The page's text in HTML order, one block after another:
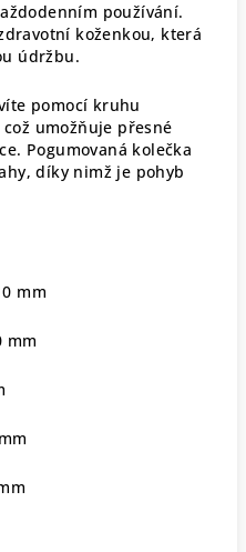
používání.
koženkou, která
údržbu.
pomocí kruhu
umožňuje přesné
Pogumovaná kolečka
díky nimž je pohyb
mm
mm